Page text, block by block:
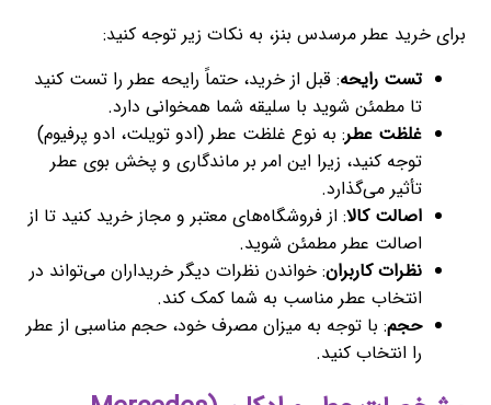
برای خرید عطر مرسدس بنز، به نکات زیر توجه کنید:
تست رایحه: قبل از خرید، حتماً رایحه عطر را تست کنید
تا مطمئن شوید با سلیقه شما همخوانی دارد.
غلظت عطر: به نوع غلظت عطر (ادو تویلت، ادو پرفیوم)
توجه کنید، زیرا این امر بر ماندگاری و پخش بوی عطر
تأثیر می‌گذارد.
اصالت کالا: از فروشگاه‌های معتبر و مجاز خرید کنید تا از
اصالت عطر مطمئن شوید.
نظرات کاربران: خواندن نظرات دیگر خریداران می‌تواند در
انتخاب عطر مناسب به شما کمک کند.
حجم: با توجه به میزان مصرف خود، حجم مناسبی از عطر
را انتخاب کنید.